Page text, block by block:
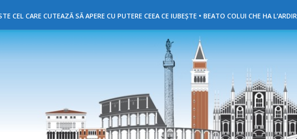
CEL CARE CUTEAZĂ SĂ APERE CU PUTERE CEEA CE IUBEȘTE • BEATO COLUI CHE HA